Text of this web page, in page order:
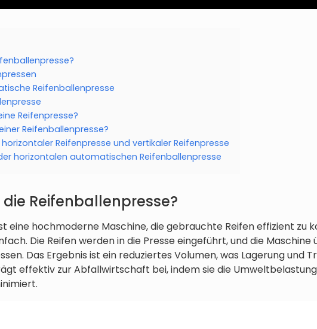
Reifenballenpresse
Reifenpresse?
Reifenballenpresse?
Reifenpresse und vertikaler Reifenpresse
horizontalen automatischen Reifenballenpresse
Reifenballenpresse?
eine hochmoderne Maschine, die gebrauchte Reifen effizient zu
Die Reifen werden in die Presse eingeführt, und die Maschine
Das Ergebnis ist ein reduziertes Volumen, was Lagerung und
effektiv zur Abfallwirtschaft bei, indem sie die